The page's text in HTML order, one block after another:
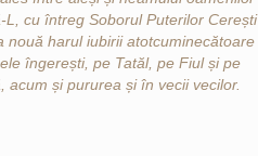
cu întreg Soborul Puterilor Cerești
harul iubirii atotcuminecătoare
îngerești, pe Tatăl, pe Fiul și pe
și pururea și în vecii vecilor.